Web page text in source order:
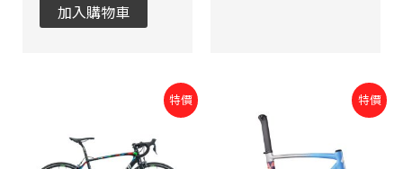
加入購物車
特價
格：
NT$88,000。
目
前
特價
NT$42,000。
目
前